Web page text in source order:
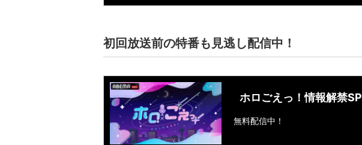
初回放送前の特番も見逃し配信中！
ホロごえっ！情報解禁SP
無料配信中！